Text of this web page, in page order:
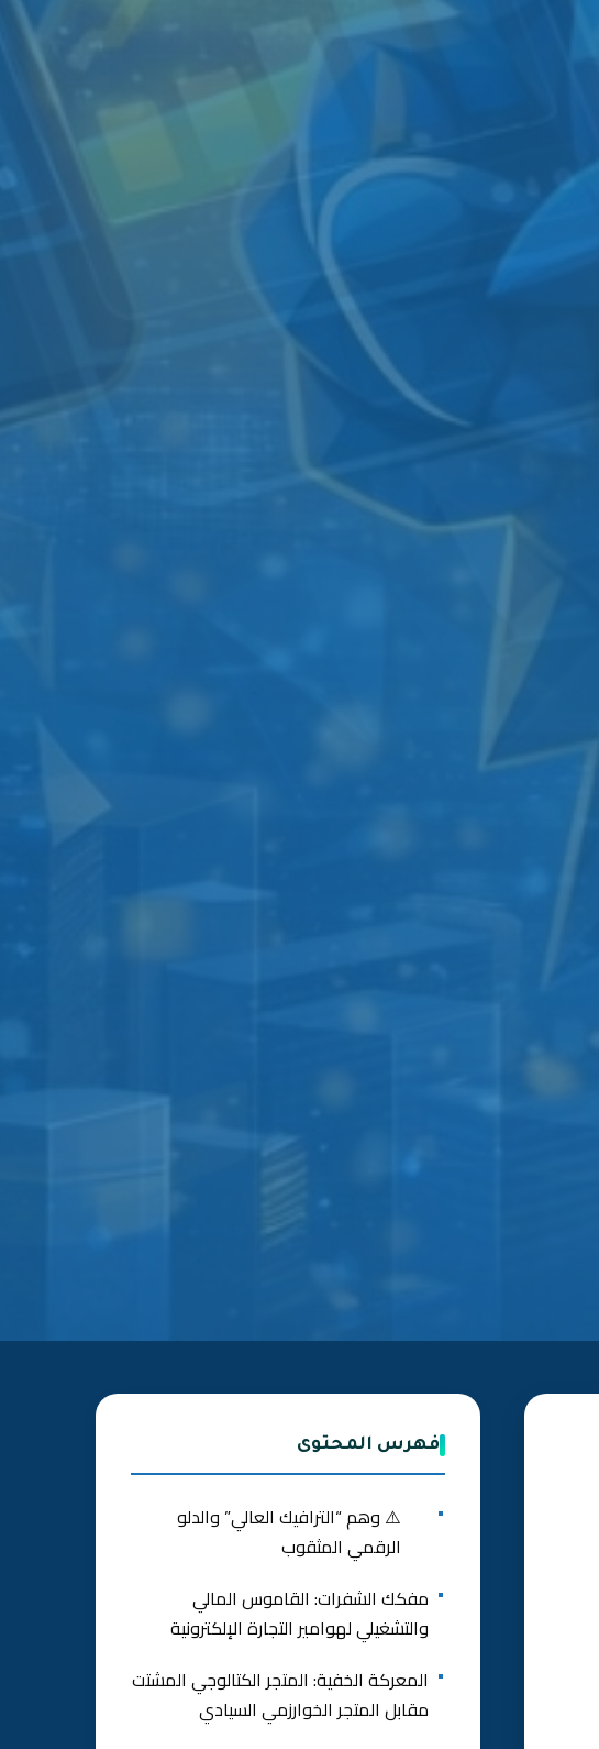
فهرس المحتوى
⚠️ وهم “الترافيك العالي” والدلو
الرقمي المثقوب
مفكك الشفرات: القاموس المالي
والتشغيلي لهوامير التجارة الإلكترونية
المعركة الخفية: المتجر الكتالوجي المشتت
مقابل المتجر الخوارزمي السيادي